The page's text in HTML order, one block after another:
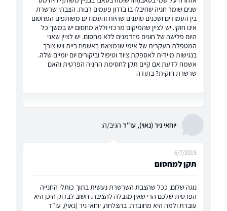
שנים שומר חניה שחיבלו בו בזדון פעמים רבות. הצבתי שרשרת
בין העמודים ושכנים טוענים שהיות והעמודים משותפים המחסום
אינו חוקי. יש לציין שהמיקום מרכזי וללא מחסום יש במשך כל
היום פלישה של חונים מזדמנים ללא מחסום. יש לציין שאני
המטפלת העקרית של אימי שנמצאת באשפוז ביית ויש צורך
בנגישות מיידית לאספקת ציוד וטיפול וביקורים יום יומיים שלה.
אשמח לדעת אם קיים תקן לחסימת החניה הפרטית והאם
שרשרת חוקית? בתודה
יוחאי ניר (נאוי), עו"ד הגיב/ה:
תקן למחסום
6/7/2015
נוגה שלום, ככל שהצבת השרשרת נעשית בתוך כותלי החנייה
הפרטית שלכם הרי שאין מגבלה להציבה. חשוב לבדוק היכן היא
עוברת ולמה היא מחוברת. בהצלחה, יוחאי ניר (נאוי), עו"ד